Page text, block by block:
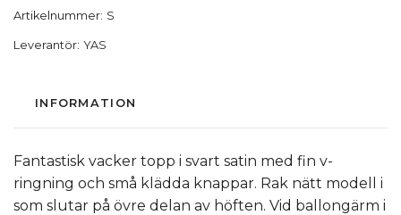
Artikelnummer: S
Leverantör: YAS
INFORMATION
Fantastisk vacker topp i svart satin med fin v-
ringning och små klädda knappar. Rak nätt modell i
som slutar på övre delan av höften. Vid ballongärm i